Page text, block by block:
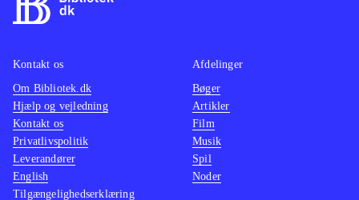
Kontakt os
Om Bibliotek.dk
Hjælp og vejledning
Kontakt os
Privatlivspolitik
Leverandører
English
Tilgængelighedserklæring
Afdelinger
Bøger
Artikler
Film
Musik
Spil
Noder